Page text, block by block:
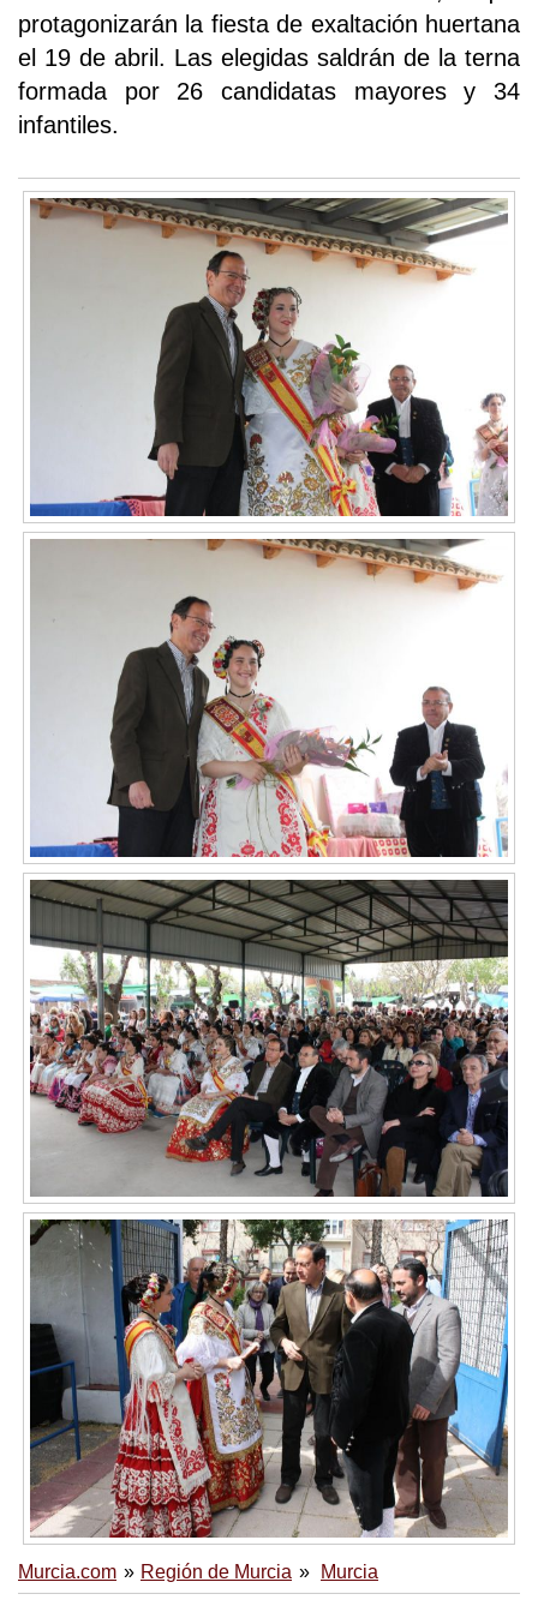
protagonizarán la fiesta de exaltación huertana
el 19 de abril. Las elegidas saldrán de la terna
formada por 26 candidatas mayores y 34
infantiles.
Murcia.com Región de Murcia Murcia